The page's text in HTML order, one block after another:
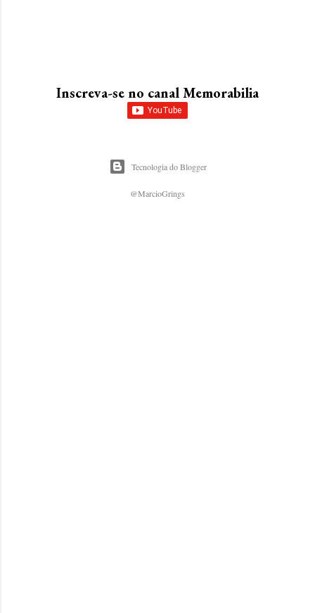
Inscreva-se no canal Memorabilia
Tecnologia do Blogger
@MarcioGrings